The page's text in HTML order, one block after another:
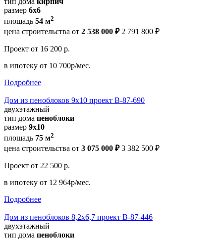
размер 6х6
площадь 54 м2
цена строительства от 2 538 000 ₽ 2 791 800 ₽
Проект от 16 200 р.
в ипотеку от 10 700р/мес.
Подробнее
Дом из пеноблоков 9х10 проект В-87-690
двухэтажный
тип дома пеноблоки
размер 9x10
площадь 75 м2
цена строительства от 3 075 000 ₽ 3 382 500 ₽
Проект от 22 500 р.
в ипотеку от 12 964р/мес.
Подробнее
Дом из пеноблоков 8,2х6,7 проект В-87-446
двухэтажный
тип дома пеноблоки